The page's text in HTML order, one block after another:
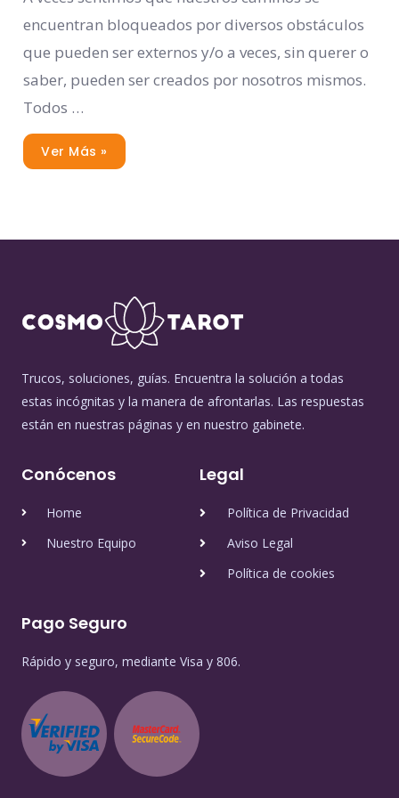
encuentran bloqueados por diversos obstáculos
que pueden ser externos y/o a veces, sin querer o
saber, pueden ser creados por nosotros mismos.
Todos …
Ver Más »
Trucos, soluciones, guías. Encuentra la solución a todas
estas incógnitas y la manera de afrontarlas. Las respuestas
están en nuestras páginas y en nuestro gabinete.
Conócenos
Home
Nuestro Equipo
Legal
Política de Privacidad
Aviso Legal
Política de cookies
Pago Seguro
Rápido y seguro, mediante Visa y 806.